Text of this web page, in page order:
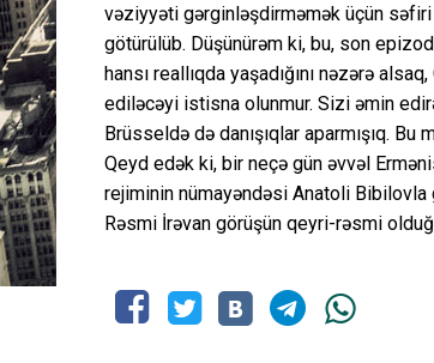
vəziyyəti gərginləşdirməmək üçün
götürülüb. Düşünürəm ki, bu, son
hansı reallıqda yaşadığını nəzərə
ediləcəyi istisna olunmur. Sizi əmin
Brüsseldə də danışıqlar aparmışıq.
Qeyd edək ki, bir neçə gün əvvəl
rejiminin nümayəndəsi Anatoli Bibilovla
Rəsmi İrəvan görüşün qeyri-rəsmi